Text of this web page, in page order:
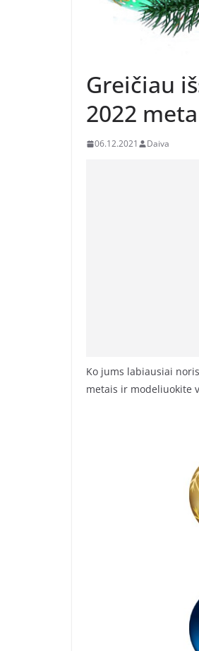
Greičiau
2022
06.12.2021 Daiva
Ko jums labiausiai
metais ir modeliuokite